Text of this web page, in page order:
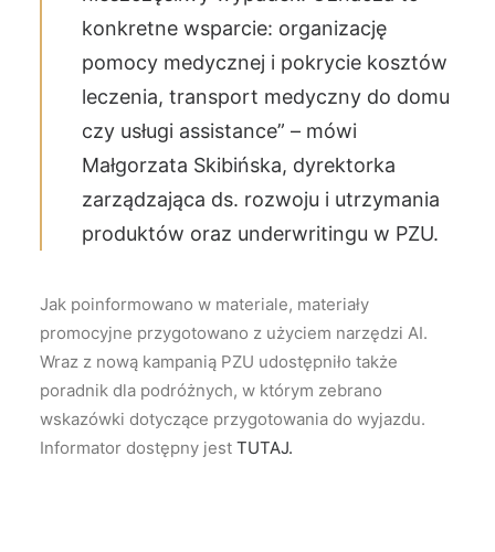
konkretne wsparcie: organizację
pomocy medycznej i pokrycie kosztów
leczenia, transport medyczny do domu
czy usługi assistance” – mówi
Małgorzata Skibińska, dyrektorka
zarządzająca ds. rozwoju i utrzymania
produktów oraz underwritingu w PZU.
Jak poinformowano w materiale, materiały
promocyjne przygotowano z użyciem narzędzi AI.
Wraz z nową kampanią PZU udostępniło także
poradnik dla podróżnych, w którym zebrano
wskazówki dotyczące przygotowania do wyjazdu.
Informator dostępny jest TUTAJ.